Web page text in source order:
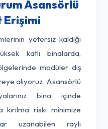
Asansörlü
Erişimi
yetersiz kaldığı
katlı binalarda,
modüler dış
alıyoruz. Asansörlü
bina içinde
kırılma riski minimize
uzanabilen raylı